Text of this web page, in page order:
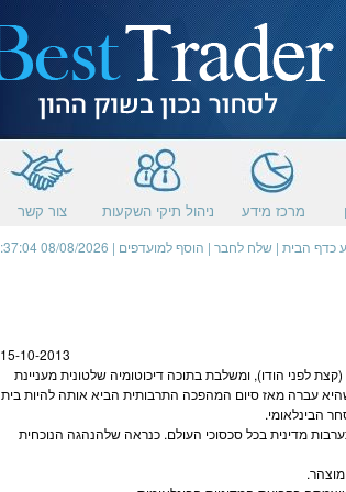
מרכז מידע ניהול תיקי השקעות צור קשר
כדף הבית | שלח לחבר | הוסף למועדפים | 08/08/2026 11:37:04
15-10-2013
לפני הודו), ומשלבת בתוכה דיכוטומיה שלטונית מעניינת
שהיא עברה מאז סיום המהפכה התרבותית הביא אותה להיות בית
הבינלאומי.
מדינית בכל סכסוכי העולם. כנראה שלהנהגה הנוכחית